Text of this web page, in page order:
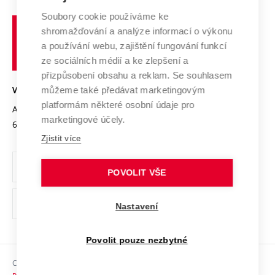
Výzkumné infrastruktury
Transfer znalostí
Open Science
Projekty
Projekty ze strukturálních fondů
Specifický výzkum
Spolupráce se školami
Mezinárodní dohody
Univerzitní sítě
Profil univerzity
Udržitelná univerzita
Podnikavá univerzita / ContriBUTe
Bezpečná univerzita
Vyznamenání
Organizační struktura
Ochrana osobních údajů
odkaz)
Sociální bezpečí
učení
technické
Brně
VYSOKÉ UČENÍ TECHNICKÉ V BRNĚ
Antonínská 548/1
602 00 Brno
www.vut.cz
vut@vutbr.cz
Copyright © 2026 VUT
Soubory cookie používáme ke
shromažďování a analýze informací o výkonu
a používání webu, zajištění fungování funkcí
ze sociálních médií a ke zlepšení a
přizpůsobení obsahu a reklam. Se souhlasem
můžeme také předávat marketingovým
platformám některé osobní údaje pro
marketingové účely.
Zjistit více
POVOLIT VŠE
Nastavení
Povolit pouze nezbytné